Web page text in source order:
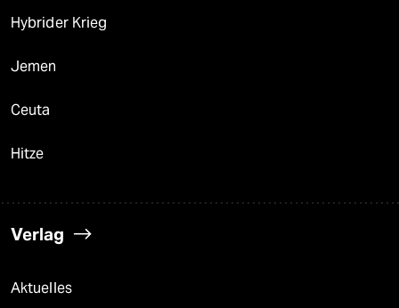
Hybrider Krieg
Jemen
Ceuta
Hitze
Verlag
Aktuelles